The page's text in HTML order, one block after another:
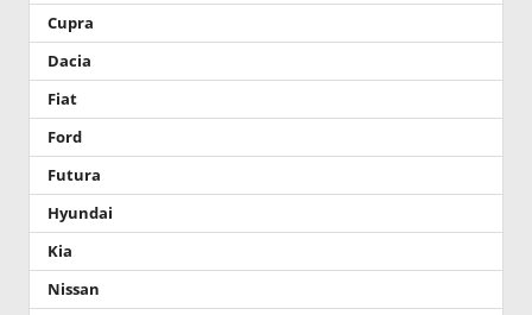
Cupra
Dacia
Fiat
Ford
Futura
Hyundai
Kia
Nissan